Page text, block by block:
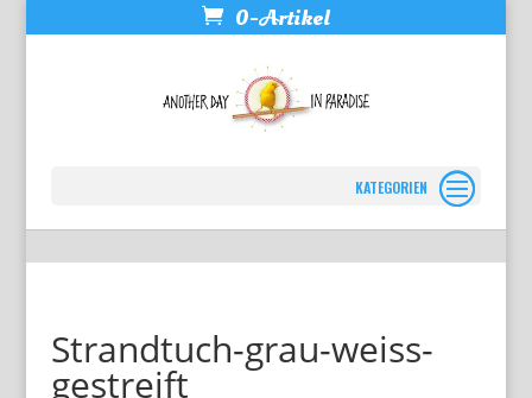
0-Artikel
Strandtuch-grau-weiss-
gestreift